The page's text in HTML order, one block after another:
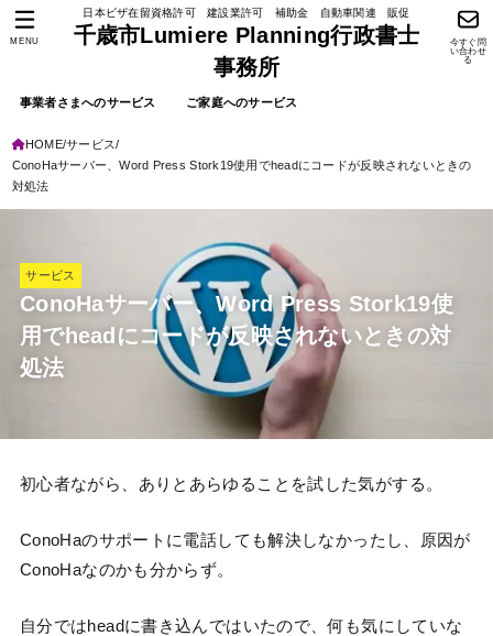
日本ビザ在留資格許可 建設業許可 補助金 自動車関連 販促
千歳市Lumiere Planning行政書士
事務所
事業者さまへのサービス ご家庭へのサービス
今すぐ問
い合わせ
る
MENU
HOME サービス
ConoHaサーバー、Word Press Stork19使用でheadにコードが反映されないときの
対処法
サービス
ConoHaサーバー、Word Press Stork19使
用でheadにコードが反映されないときの対
処法
初心者ながら、ありとあらゆることを試した気がする。
ConoHaのサポートに電話しても解決しなかったし、原因が
ConoHaなのかも分からず。
自分ではheadに書き込んではいたので、何も気にしていな